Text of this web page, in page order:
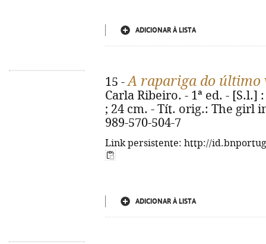
ADICIONAR À LISTA
15 -A rapariga do último
Carla Ribeiro. - 1ª ed. - [S.l.]
; 24 cm. - Tít. orig.: The girl
989-570-504-7
Link persistente: http://
ADICIONAR À LISTA